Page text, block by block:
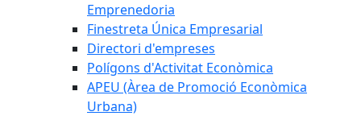
Emprenedoria
Finestreta Única Empresarial
Directori d'empreses
Polígons d'Activitat Econòmica
APEU (Àrea de Promoció Econòmica
Urbana)